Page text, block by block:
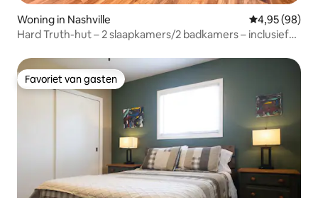
Woning in Nashville Gemiddelde
4,95 (98)
Hard Truth-hut – 2 slaapkamers/2 badkamers – inclusief
Favoriet van gasten
Favoriet van gasten